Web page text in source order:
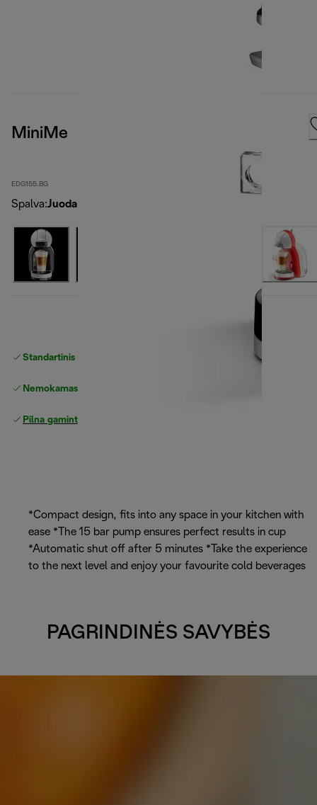
MiniMe
EDG155.BG
Spalva:Juoda
Standartinis nemokamas
Nemokamas grąžinimas
Pilna gamintojo garantija
*Compact design, fits into any space in your kitchen with
ease *The 15 bar pump ensures perfect results in cup
*Automatic shut off after 5 minutes *Take the experience
to the next level and enjoy your favourite cold beverages
PAGRINDINĖS SAVYBĖS